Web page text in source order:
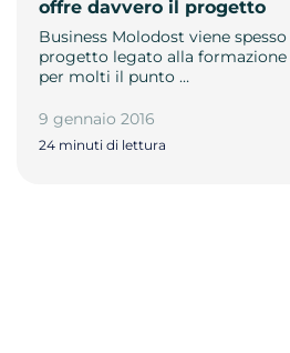
offre davvero il progetto
Business Molodost viene
progetto legato alla
per molti il punto …
9 gennaio 2016
24 minuti di lettura